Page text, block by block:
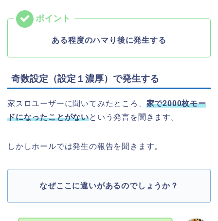
ある程度のハマり後に発生する
奇数設定（設定１濃厚）で発生する
家スロユーザーに聞いてみたところ、 家で2000枚モー
ドになったことがないという発言を聞きます。
しかしホールでは発生の報告を聞きます。
なぜここに違いがあるのでしょうか？